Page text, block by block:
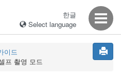
한글
Select language
이드
프 촬영 모드